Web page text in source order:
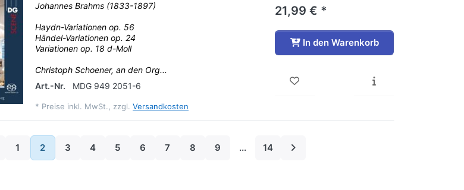
Johannes Brahms (1833-1897)
Haydn-Variationen op. 56
Händel-Variationen op. 24
Variationen op. 18 d-Moll
Christoph Schoener, an den Org...
Art.-Nr.
MDG 949 2051-6
* Preise inkl. MwSt., zzgl. Versandkosten
21,99 € *
In den Warenkorb
1 2 3 4 5 6 7 8 9 ... 14